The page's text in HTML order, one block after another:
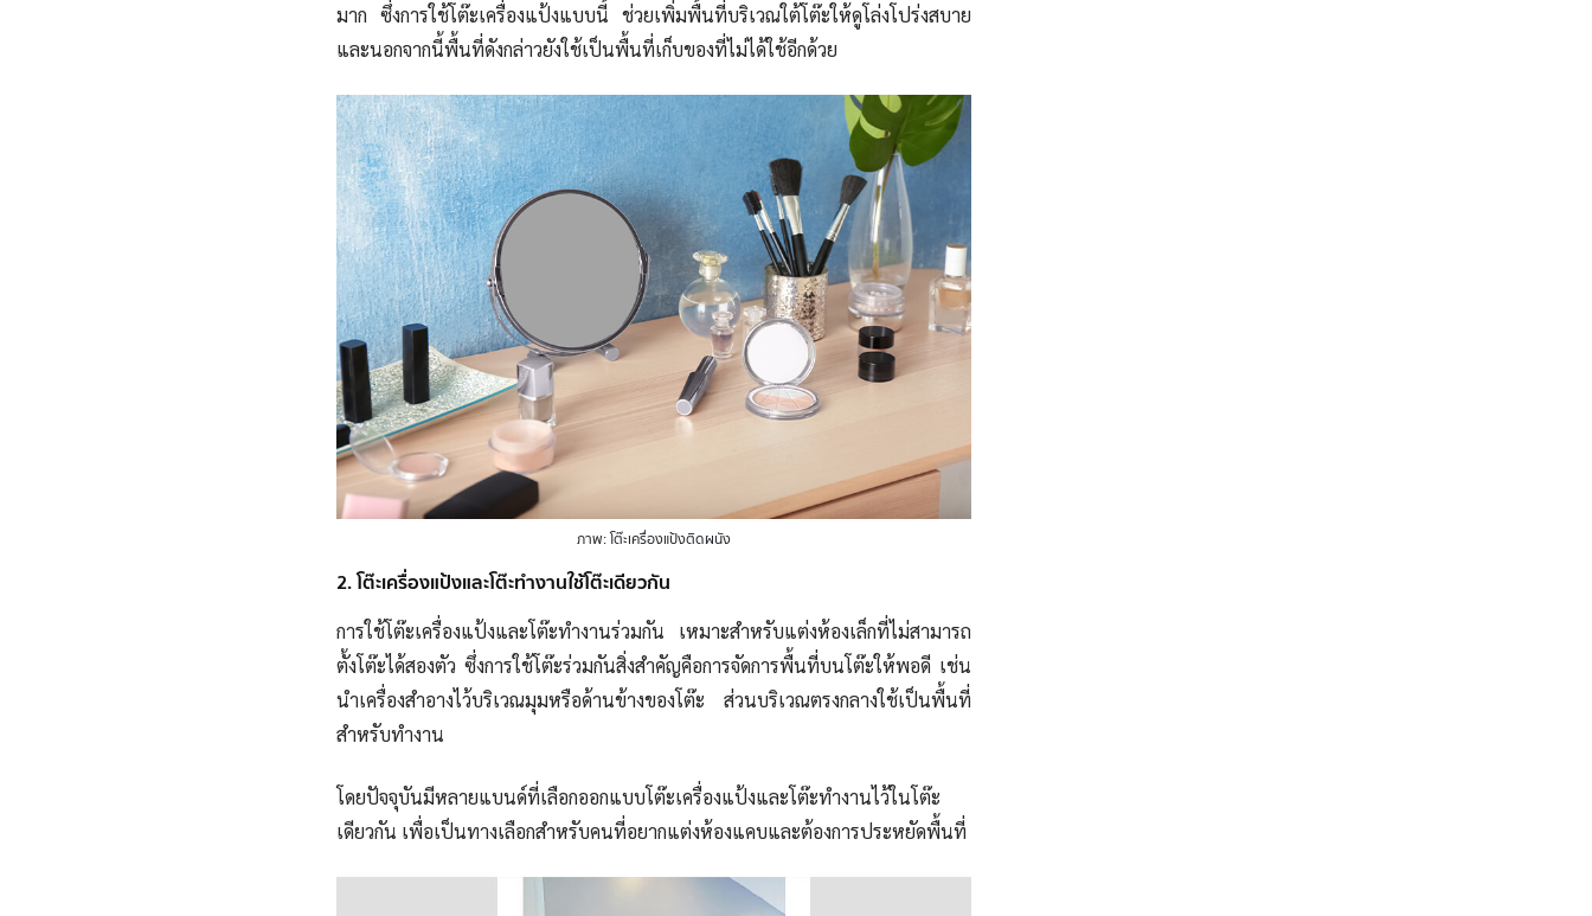
มาก ซึ่งการใช้โต๊ะเครื่องแป้งแบบนี้ ช่วยเพิ่มพื้นที่บริเวณใต้โต๊ะให้ดูโล่งโปร่งสบาย
และนอกจากนี้พื้นที่ดังกล่าวยังใช้เป็นพื้นที่เก็บของที่ไม่ได้ใช้อีกด้วย
ภาพ: โต๊ะเครื่องแป้งติดผนัง
2. โต๊ะเครื่องแป้งและโต๊ะทำงานใช้โต๊ะเดียวกัน
การใช้โต๊ะเครื่องแป้งและโต๊ะทำงานร่วมกัน เหมาะสำหรับแต่งห้องเล็กที่ไม่สามารถ
ตั้งโต๊ะได้สองตัว ซึ่งการใช้โต๊ะร่วมกันสิ่งสำคัญคือการจัดการพื้นที่บนโต๊ะให้พอดี เช่น
นำเครื่องสำอางไว้บริเวณมุมหรือด้านข้างของโต๊ะ ส่วนบริเวณตรงกลางใช้เป็นพื้นที่
สำหรับทำงาน
โดยปัจจุบันมีหลายแบนด์ที่เลือกออกแบบโต๊ะเครื่องแป้งและโต๊ะทำงานไว้ในโต๊ะ
เดียวกัน เพื่อเป็นทางเลือกสำหรับคนที่อยากแต่งห้องแคบและต้องการประหยัดพื้นที่